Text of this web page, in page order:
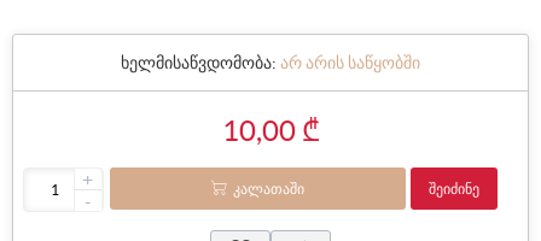
ხელმისაწვდომობა: არ არის საწყობში
10,00 ₾
+
-
ᲙᲐᲚᲐᲗᲐᲨᲘ ᲨᲔᲘᲫᲘᲜᲔ